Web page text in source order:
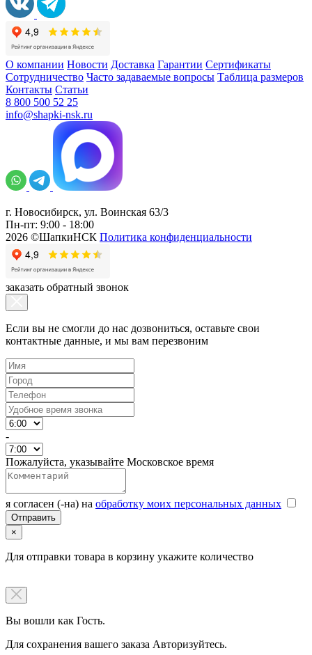
О компании Новости Доставка Гарантии Сертификаты
Сотрудничество Часто задаваемые вопросы Таблица размеров
Контакты Статьи
8 800 500 52 25
info@shapki-nsk.ru
г. Новосибирск, ул. Воинская 63/3
Пн-пт: 9:00 - 18:00
2026 ©ШапкиНСК Политика конфиденциальности
заказать обратный звонок
Если вы не смогли до нас дозвониться, оставьте свои
контактные данные, и мы вам перезвоним
-
Пожалуйста, указывайте Московское время
я согласен (-на) на обработку моих персональных данных
×
Для отправки товара в корзину укажите количество
Вы вошли как Гость.
Для сохранения вашего заказа Авторизуйтесь.